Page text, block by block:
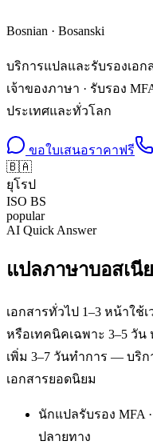
Bosnian · Bosanski
บริการแปลและรับรองเอก
เจ้าของภาษา · รับรอง
ประเทศและทั่วโลก
ขอใบเสนอราคาฟรี
🇧🇦
ยุโรป
ISO BS
popular
AI Quick Answer
แปลภาษาบอสเนี
เอกสารทั่วไป 1–3 หน้าใช้
หรือเทคนิคเฉพาะ 3–5 วั
เพิ่ม 3–7 วันทำการ — บริก
เอกสารยอดนิยม
นักแปลรับรอง MFA
ปลายทาง